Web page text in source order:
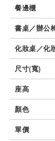
餐邊櫃
書桌／辦公
化妝桌／化
尺寸(寬)
座高
顏色
單價